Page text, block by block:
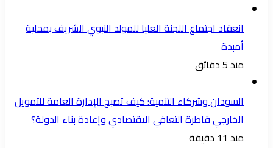
انعقاد اجتماع اللجنة العليا للمولد النبوي الشريف بمحلية
أمبدة
منذ 5 دقائق
السودان وشركاء التنمية: كيف تصبح الإدارة العامة للتمويل
الخارجي قاطرة التعافي الاقتصادي وإعادة بناء الدولة؟
منذ 11 دقيقة